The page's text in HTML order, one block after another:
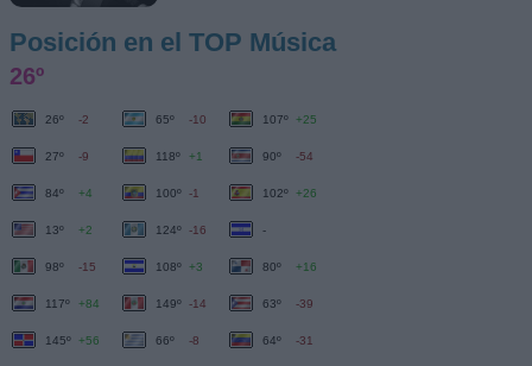
Posición en el TOP Música
26º
26º -2 65º -10 107º +25
27º -9 118º +1 90º -54
84º +4 100º -1 102º +26
13º +2 124º -16 -
98º -15 108º +3 80º +16
117º +84 149º -14 63º -39
145º +56 66º -8 64º -31